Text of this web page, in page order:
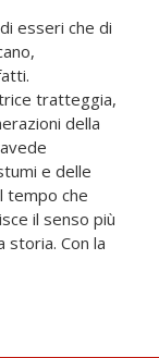
esseri che di
tratteggia,
della
e delle
tempo che
il senso più
storia. Con la